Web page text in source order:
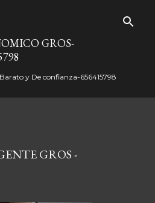
GROS-
y De confianza-656415798
GROS -